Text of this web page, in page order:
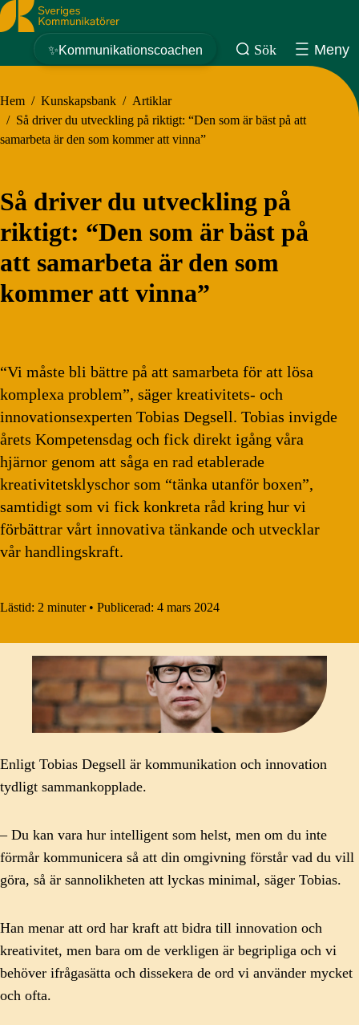
Sveriges Kommunikatörer
✨Kommunikationscoachen Sök Meny
Hem / Kunskapsbank / Artiklar
/ Så driver du utveckling på riktigt: “Den som är bäst på att
samarbeta är den som kommer att vinna”
Så driver du utveckling på
riktigt: “Den som är bäst på
att samarbeta är den som
kommer att vinna”
“Vi måste bli bättre på att samarbeta för att lösa
komplexa problem”, säger kreativitets- och
innovationsexperten Tobias Degsell. Tobias invigde
årets Kompetensdag och fick direkt igång våra
hjärnor genom att såga en rad etablerade
kreativitetsklyschor som “tänka utanför boxen”,
samtidigt som vi fick konkreta råd kring hur vi
förbättrar vårt innovativa tänkande och utvecklar
vår handlingskraft.
Lästid: 2 minuter • Publicerad: 4 mars 2024
Enligt Tobias Degsell är kommunikation och innovation
tydligt sammankopplade.
– Du kan vara hur intelligent som helst, men om du inte
förmår kommunicera så att din omgivning förstår vad du vill
göra, så är sannolikheten att lyckas minimal, säger Tobias.
Han menar att ord har kraft att bidra till innovation och
kreativitet, men bara om de verkligen är begripliga och vi
behöver ifrågasätta och dissekera de ord vi använder mycket
och ofta.